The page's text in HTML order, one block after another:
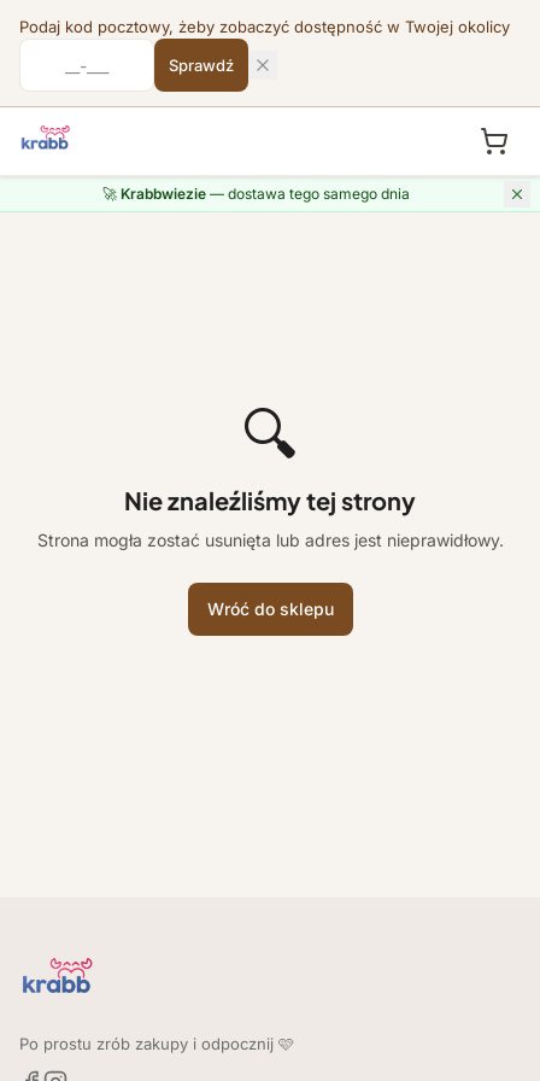
Podaj kod pocztowy, żeby zobaczyć dostępność w Twojej okolicy
Sprawdź
🚀 Krabbwiezie— dostawa tego samego dnia
🔍
Nie znaleźliśmy tej strony
Strona mogła zostać usunięta lub adres jest nieprawidłowy.
Wróć do sklepu
Po prostu zrób zakupy i odpocznij 🩷